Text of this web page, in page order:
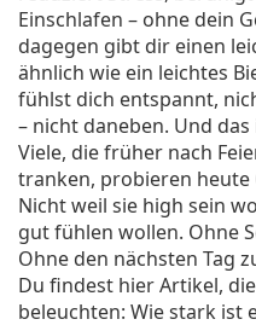
Einschlafen – ohne dein
dagegen gibt dir einen
ähnlich wie ein leichtes
fühlst dich entspannt,
– nicht daneben. Und
Viele, die früher nach
tranken, probieren heute
Nicht weil sie high sein
gut fühlen wollen. Ohne
Ohne den nächsten Tag
Du findest hier Artikel,
beleuchten: Wie stark ist